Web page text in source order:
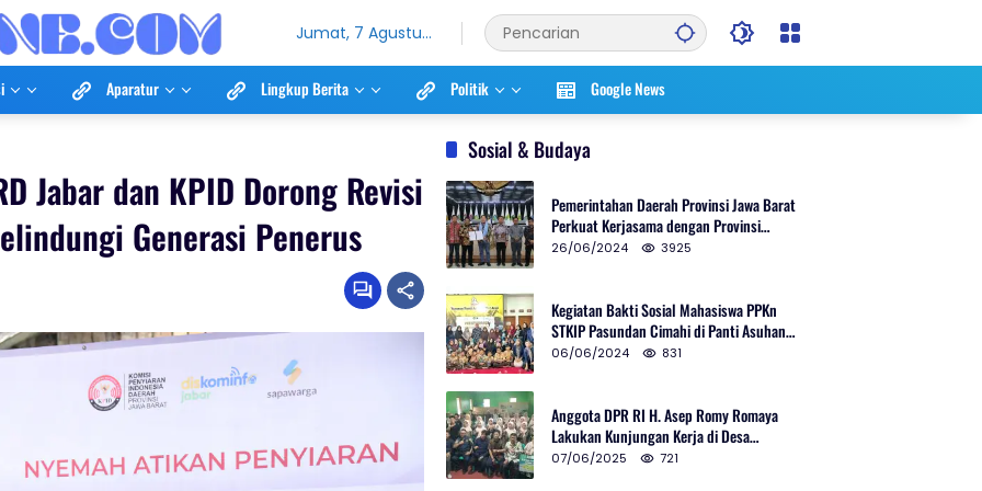
Jumat, 7 Agustus
Aparatur Lingkup Berita Politik Google News
Jabar dan KPID Dorong Revisi
Generasi Penerus
Sosial & Budaya
Pemerintahan Daerah Provinsi Jawa Barat
Perkuat Kerjasama dengan Provinsi
Chungcheongnam Do Korea Selatan
26/06/2024 3925
Kegiatan Bakti Sosial Mahasiswa PPKn
STKIP Pasundan Cimahi di Panti Asuhan
Ulul Azmi Kota Cimahi
06/06/2024 831
Anggota DPR RI H. Asep Romy Romaya
Lakukan Kunjungan Kerja di Desa
Patrolsari
07/06/2025 721